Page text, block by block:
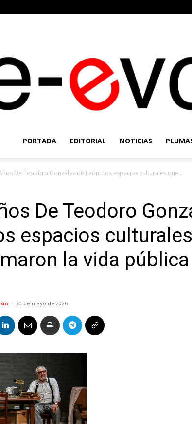
PORTADA EDITORIAL NOTICIAS
De Teodoro González de León: Los espacios culturales que...
De Teodoro
espacios
la vida
- 30 de mayo de 2026